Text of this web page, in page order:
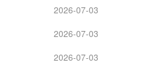
2026-07-03
2026-07-03
2026-07-03